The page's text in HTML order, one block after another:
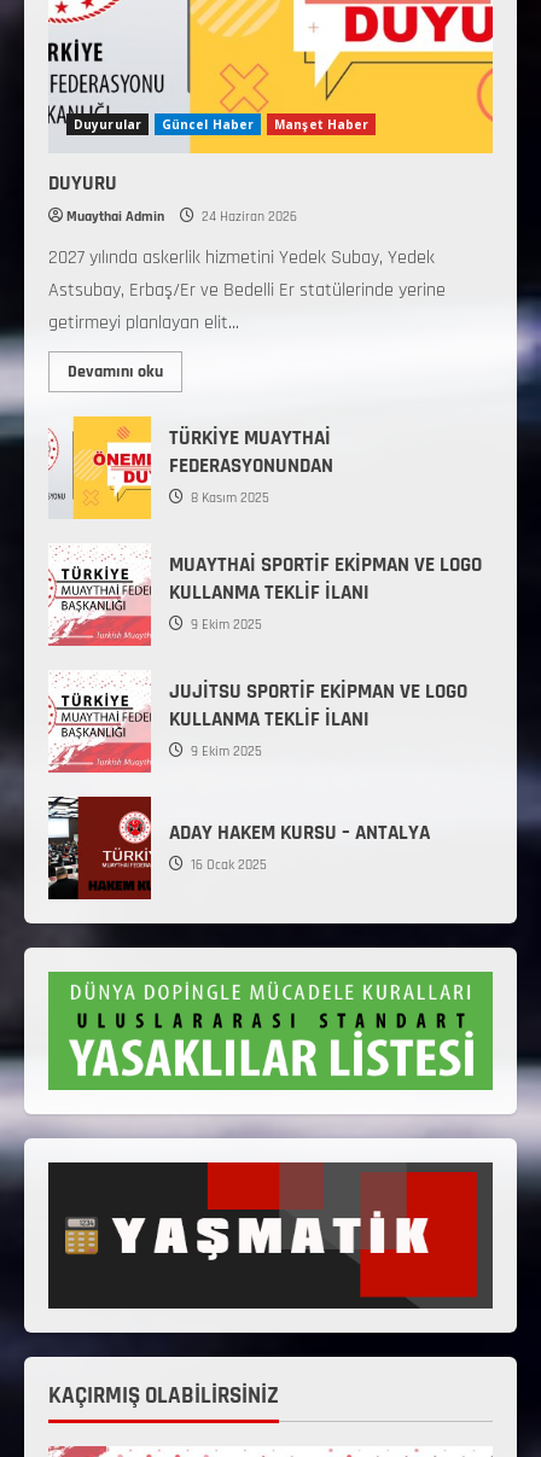
Duyurular Güncel Haber Manşet Haber
DUYURU
Muaythai Admin 24 Haziran 2026
2027 yılında askerlik hizmetini Yedek Subay, Yedek
Astsubay, Erbaş/Er ve Bedelli Er statülerinde yerine
getirmeyi planlayan elit...
Devamını oku
TÜRKİYE MUAYTHAİ
FEDERASYONUNDAN
8 Kasım 2025
MUAYTHAİ SPORTİF EKİPMAN VE LOGO
KULLANMA TEKLİF İLANI
9 Ekim 2025
JUJİTSU SPORTİF EKİPMAN VE LOGO
KULLANMA TEKLİF İLANI
9 Ekim 2025
ADAY HAKEM KURSU – ANTALYA
16 Ocak 2025
KAÇIRMIŞ OLABİLİRSİNİZ